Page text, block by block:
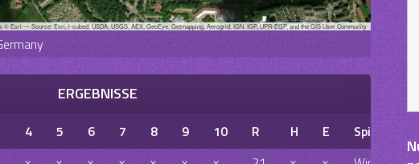
© Esri — Source: Esri, i-cubed, USDA, USGS, AEX, GeoEye, Getmapping, Aerogrid, IGN, IGP, UPR-EGP, and the GIS User Community
ERGEBNISSE
4 5 6 7 8 9 10 R H E